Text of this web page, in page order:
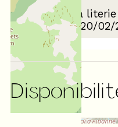
Confort de la literie
Avis écrit le 20/02/